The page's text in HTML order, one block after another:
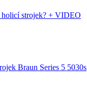
strojek? + VIDEO
Braun Series 5 5030s